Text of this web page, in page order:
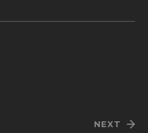
NEXT